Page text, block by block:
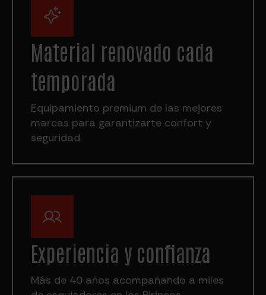
Material renovado cada
temporada
Equipamiento premium de las mejores
marcas para garantizarte confort y
seguridad.
Experiencia y confianza
Más de 40 años acompañando a miles